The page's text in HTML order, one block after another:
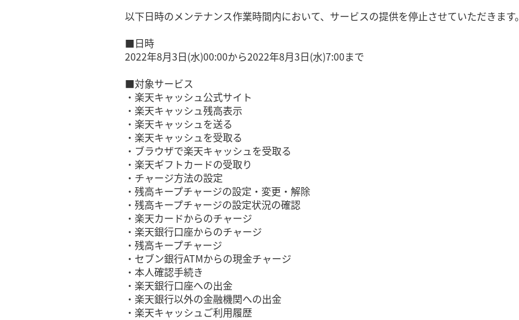
以下日時のメンテナンス作業時間内において、サービスの提供を停止させていただきます。
■日時
2022年8月3日(水)00:00から2022年8月3日(水)7:00まで
■対象サービス
・楽天キャッシュ公式サイト
・楽天キャッシュ残高表示
・楽天キャッシュを送る
・楽天キャッシュを受取る
・ブラウザで楽天キャッシュを受取る
・楽天ギフトカードの受取り
・チャージ方法の設定
・残高キープチャージの設定・変更・解除
・残高キープチャージの設定状況の確認
・楽天カードからのチャージ
・楽天銀行口座からのチャージ
・残高キープチャージ
・セブン銀行ATMからの現金チャージ
・本人確認手続き
・楽天銀行口座への出金
・楽天銀行以外の金融機関への出金
・楽天キャッシュご利用履歴